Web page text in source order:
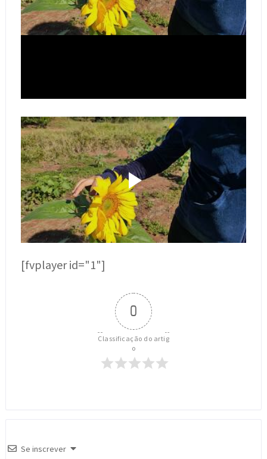
[fvplayer id="1"]
0
Classificação do artig
o
Se inscrever